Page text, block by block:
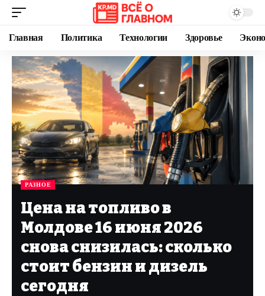
Главная Политика Технологии Здоровье
РАЗНОЕ
Цена на топливо в
Молдове 16 июня 2026
снова снизилась: сколько
стоит бензин и дизель
сегодня